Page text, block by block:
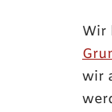
Wir
wir